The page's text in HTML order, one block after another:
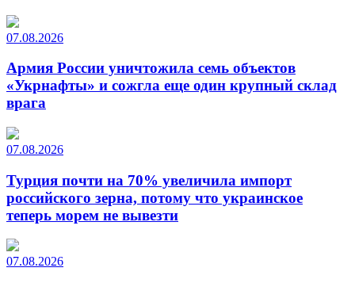
07.08.2026
Армия России уничтожила семь объектов
«Укрнафты» и сожгла еще один крупный склад
врага
07.08.2026
Турция почти на 70% увеличила импорт
российского зерна, потому что украинское
теперь морем не вывезти
07.08.2026